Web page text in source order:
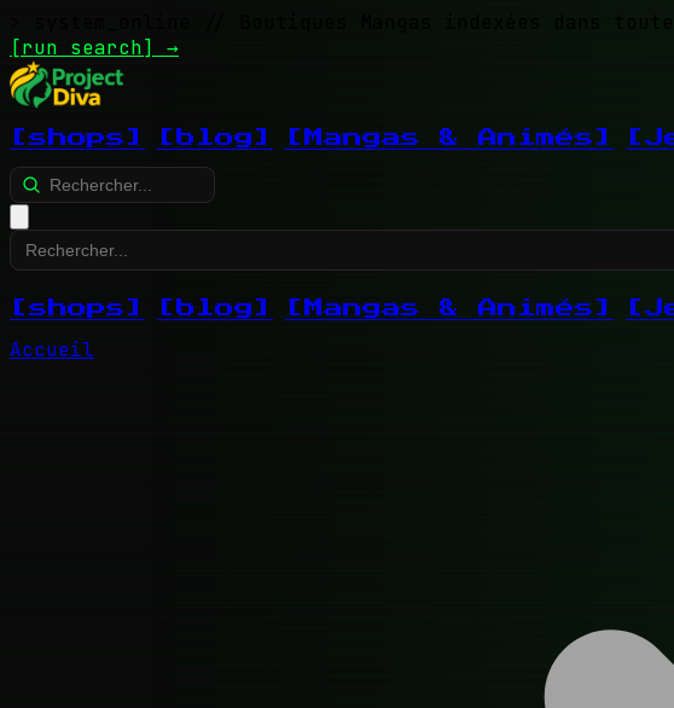
// Boutiques Mangas indexées dans
[run search] →
[shops] [blog] [Mangas & Animés]
[shops] [blog] [Mangas & Animés]
Accueil